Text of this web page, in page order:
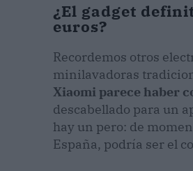
¿El gadget
euros?
Recordemos otros
minilavadoras
Xiaomi parece haber
descabellado para un
hay un pero: de
España, podría ser el